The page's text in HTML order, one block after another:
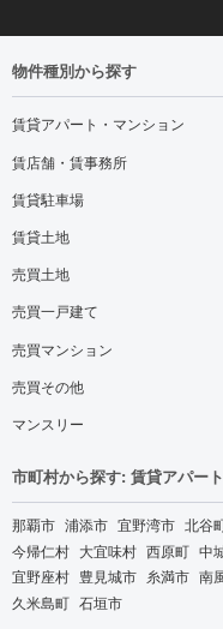
物件種別から探す
賃貸アパート・マンション
賃店舗・賃事務所
賃貸駐車場
賃貸土地
売買土地
売買一戸建て
売買マンション
売買その他
マンスリー
市町村から探す: 賃貸アパー
那覇市 浦添市 宜野湾市 北谷
今帰仁村 大宜味村 西原町 中
宜野座村 豊見城市 糸満市 南
久米島町 石垣市